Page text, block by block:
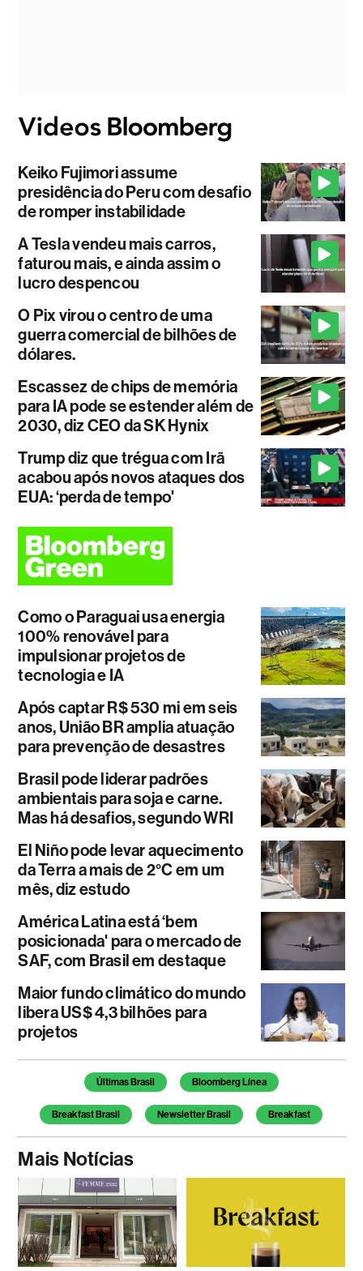
Keiko Fujimori assume
presidência do Peru com desafio
de romper instabilidade
A Tesla vendeu mais carros,
faturou mais, e ainda assim o
lucro despencou
O Pix virou o centro de uma
guerra comercial de bilhões de
dólares.
Escassez de chips de memória
para IA pode se estender além de
2030, diz CEO da SK Hynix
Trump diz que trégua com Irã
acabou após novos ataques dos
EUA: ‘perda de tempo'
Como o Paraguai usa energia
100% renovável para
impulsionar projetos de
tecnologia e IA
Após captar R$ 530 mi em seis
anos, União BR amplia atuação
para prevenção de desastres
Brasil pode liderar padrões
ambientais para soja e carne.
Mas há desafios, segundo WRI
El Niño pode levar aquecimento
da Terra a mais de 2°C em um
mês, diz estudo
América Latina está ‘bem
posicionada' para o mercado de
SAF, com Brasil em destaque
Maior fundo climático do mundo
libera US$ 4,3 bilhões para
projetos
Temas deste artigo
Últimas Brasil Bloomberg Línea
Breakfast Brasil Newsletter Brasil Breakfast
Mais Notícias